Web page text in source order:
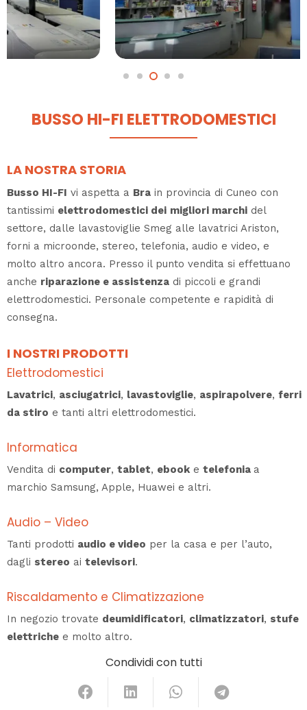
BUSSO HI-FI ELETTRODOMESTICI
LA NOSTRA STORIA
Busso HI-FI vi aspetta a Bra in provincia di Cuneo con
tantissimi elettrodomestici dei migliori marchi del
settore, dalle lavastoviglie Smeg alle lavatrici Ariston,
forni a microonde, stereo, telefonia, audio e video, e
molto altro ancora. Presso il punto vendita si effettuano
anche riparazione e assistenza di piccoli e grandi
elettrodomestici. Personale competente e rapidità di
consegna.
I NOSTRI PRODOTTI
Elettrodomestici
Lavatrici, asciugatrici, lavastoviglie, aspirapolvere, ferri
da stiro e tanti altri elettrodomestici.
Informatica
Vendita di computer, tablet, ebook e telefonia a
marchio Samsung, Apple, Huawei e altri.
Audio – Video
Tanti prodotti audio e video per la casa e per l’auto,
dagli stereo ai televisori.
Riscaldamento e Climatizzazione
In negozio trovate deumidificatori, climatizzatori, stufe
elettriche e molto altro.
Condividi con tutti